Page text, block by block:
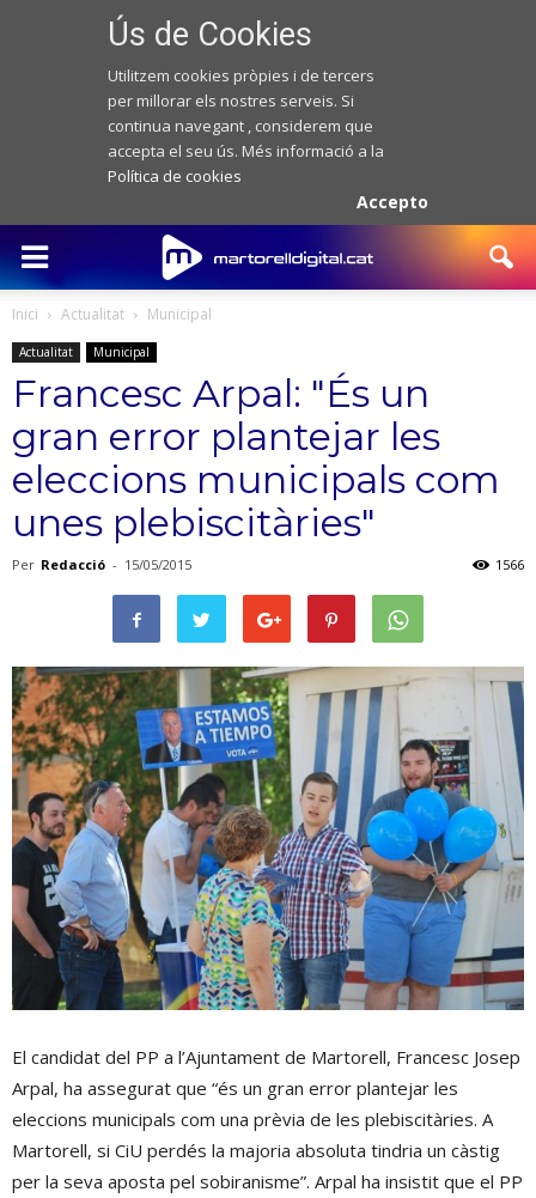
Ús de Cookies
Utilitzem cookies pròpies i de tercers
per millorar els nostres serveis. Si
continua navegant , considerem que
accepta el seu ús. Més informació a la
Política de cookies
Accepto
Inici Actualitat Municipal
Actualitat Municipal
Francesc Arpal: "És un
gran error plantejar les
eleccions municipals com
unes plebiscitàries"
Per Redacció - 15/05/2015 1566
El candidat del PP a l’Ajuntament de Martorell, Francesc Josep
Arpal, ha assegurat que “és un gran error plantejar les
eleccions municipals com una prèvia de les plebiscitàries. A
Martorell, si CiU perdés la majoria absoluta tindria un càstig
per la seva aposta pel sobiranisme”. Arpal ha insistit que el PP